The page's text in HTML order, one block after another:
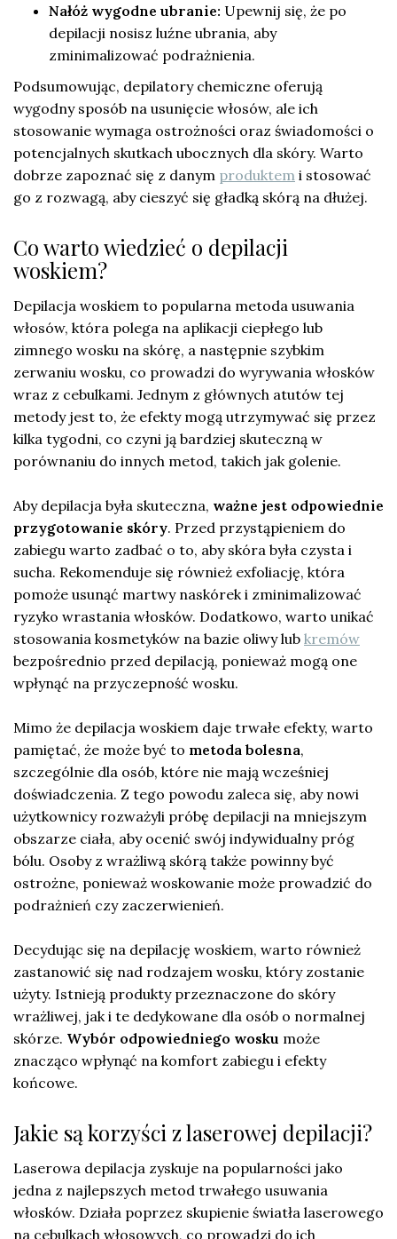
Nałóż wygodne ubranie: Upewnij się, że po
depilacji nosisz luźne ubrania, aby
zminimalizować podrażnienia.
Podsumowując, depilatory chemiczne oferują
wygodny sposób na usunięcie włosów, ale ich
stosowanie wymaga ostrożności oraz świadomości o
potencjalnych skutkach ubocznych dla skóry. Warto
dobrze zapoznać się z danym produktem i stosować
go z rozwagą, aby cieszyć się gładką skórą na dłużej.
Co warto wiedzieć o depilacji
woskiem?
Depilacja woskiem to popularna metoda usuwania
włosów, która polega na aplikacji ciepłego lub
zimnego wosku na skórę, a następnie szybkim
zerwaniu wosku, co prowadzi do wyrywania włosków
wraz z cebulkami. Jednym z głównych atutów tej
metody jest to, że efekty mogą utrzymywać się przez
kilka tygodni, co czyni ją bardziej skuteczną w
porównaniu do innych metod, takich jak golenie.
Aby depilacja była skuteczna, ważne jest odpowiednie
przygotowanie skóry. Przed przystąpieniem do
zabiegu warto zadbać o to, aby skóra była czysta i
sucha. Rekomenduje się również exfoliację, która
pomoże usunąć martwy naskórek i zminimalizować
ryzyko wrastania włosków. Dodatkowo, warto unikać
stosowania kosmetyków na bazie oliwy lub kremów
bezpośrednio przed depilacją, ponieważ mogą one
wpłynąć na przyczepność wosku.
Mimo że depilacja woskiem daje trwałe efekty, warto
pamiętać, że może być to metoda bolesna,
szczególnie dla osób, które nie mają wcześniej
doświadczenia. Z tego powodu zaleca się, aby nowi
użytkownicy rozważyli próbę depilacji na mniejszym
obszarze ciała, aby ocenić swój indywidualny próg
bólu. Osoby z wrażliwą skórą także powinny być
ostrożne, ponieważ woskowanie może prowadzić do
podrażnień czy zaczerwienień.
Decydując się na depilację woskiem, warto również
zastanowić się nad rodzajem wosku, który zostanie
użyty. Istnieją produkty przeznaczone do skóry
wrażliwej, jak i te dedykowane dla osób o normalnej
skórze. Wybór odpowiedniego wosku może
znacząco wpłynąć na komfort zabiegu i efekty
końcowe.
Jakie są korzyści z laserowej depilacji?
Laserowa depilacja zyskuje na popularności jako
jedna z najlepszych metod trwałego usuwania
włosków. Działa poprzez skupienie światła laserowego
na cebulkach włosowych, co prowadzi do ich